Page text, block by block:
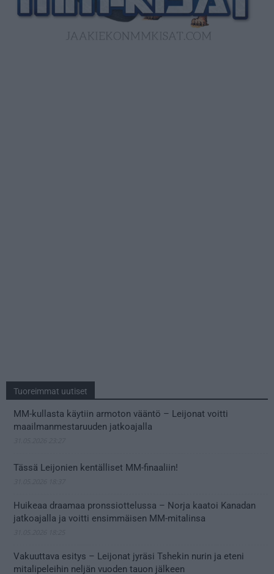
Tuoreimmat uutiset
MM-kullasta käytiin armoton vääntö – Leijonat voitti
maailmanmestaruuden jatkoajalla
Tässä Leijonien kentälliset MM-finaaliin!
Huikeaa draamaa pronssiottelussa – Norja kaatoi Kanadan
jatkoajalla ja voitti ensimmäisen MM-mitalinsa
Vakuuttava esitys – Leijonat jyräsi Tshekin nurin ja eteni
mitalipeleihin neljän vuoden tauon jälkeen